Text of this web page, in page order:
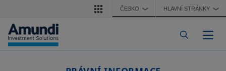
Přejít k hlavnímu obsahu ČESKO ❯ HLAVNÍ STRÁNKY ❯